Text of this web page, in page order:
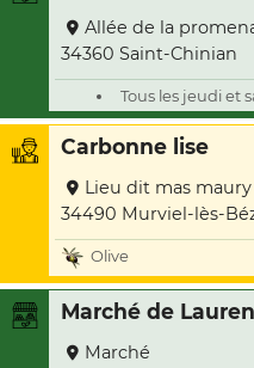
Allée de la
34360 Saint-Chinian
Tous les jeudi et
Carbonne lise
Lieu dit mas maury
34490 Murviel-lès-
Olive
Marché de
Marché